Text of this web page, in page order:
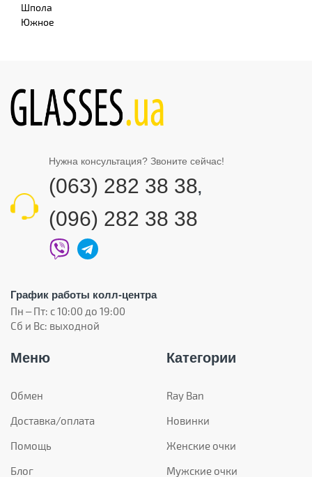
Шпола
Южное
Нужна консультация? Звоните сейчас!
(063) 282 38 38,
(096) 282 38 38
График работы колл-центра
Пн – Пт: с 10:00 до 19:00
Сб и Вс: выходной
Меню
Обмен
Доставка/оплата
Помощь
Блог
Категории
Ray Ban
Новинки
Женские очки
Мужские очки